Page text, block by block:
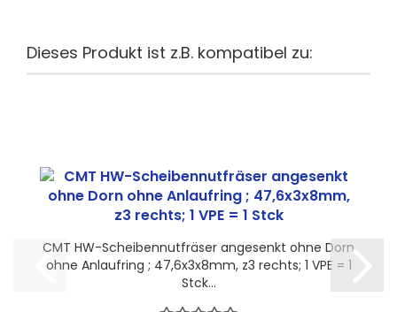
Dieses Produkt ist z.B. kompatibel zu:
CMT HW-Scheibennutfräser angesenkt ohne Dorn
ohne Anlaufring ; 47,6x3x8mm, z3 rechts; 1 VPE = 1
Stck...